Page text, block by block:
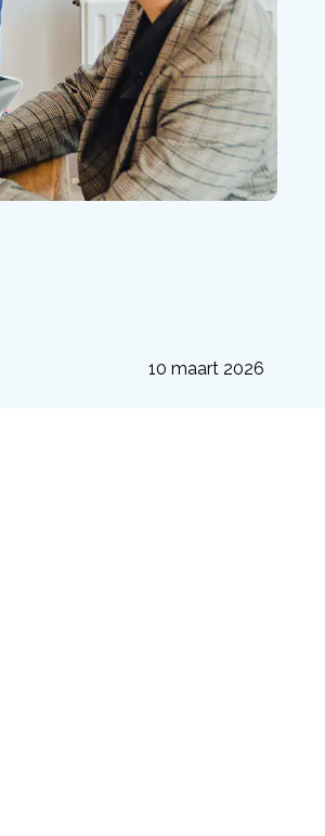
10 maart 2026